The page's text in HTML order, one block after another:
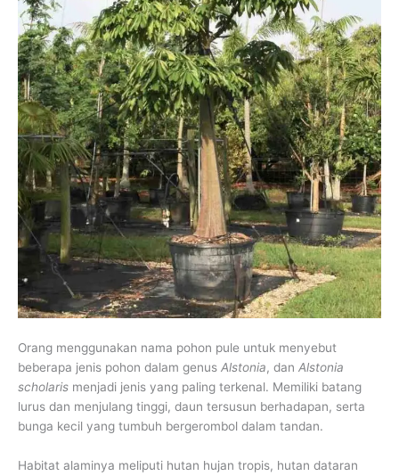
Orang menggunakan nama pohon pule untuk menyebut
beberapa jenis pohon dalam genus Alstonia, dan Alstonia
scholaris menjadi jenis yang paling terkenal. Memiliki batang
lurus dan menjulang tinggi, daun tersusun berhadapan, serta
bunga kecil yang tumbuh bergerombol dalam tandan.
Habitat alaminya meliputi hutan hujan tropis, hutan dataran